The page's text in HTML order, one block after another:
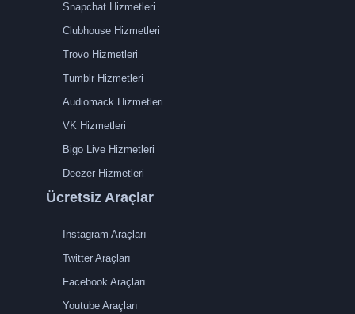
Snapchat Hizmetleri
Clubhouse Hizmetleri
Trovo Hizmetleri
Tumblr Hizmetleri
Audiomack Hizmetleri
VK Hizmetleri
Bigo Live Hizmetleri
Deezer Hizmetleri
Ücretsiz Araçlar
Instagram Araçları
Twitter Araçları
Facebook Araçları
Youtube Araçları